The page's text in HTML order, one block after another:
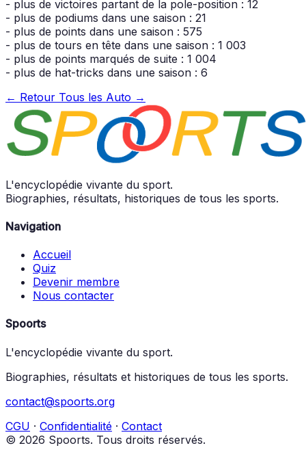
- plus de victoires partant de la pole-position : 12
- plus de podiums dans une saison : 21
- plus de points dans une saison : 575
- plus de tours en tête dans une saison : 1 003
- plus de points marqués de suite : 1 004
- plus de hat-tricks dans une saison : 6
← Retour Tous les Auto →
L'encyclopédie vivante du sport.
Biographies, résultats, historiques de tous les sports.
Navigation
Accueil
Quiz
Devenir membre
Nous contacter
Spoorts
L'encyclopédie vivante du sport.
Biographies, résultats et historiques de tous les sports.
contact@spoorts.org
CGU · Confidentialité · Contact
© 2026 Spoorts. Tous droits réservés.